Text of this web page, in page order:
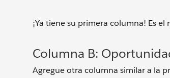
¡Ya tiene su primera columna! Es
Columna B:
Agregue otra columna similar a la